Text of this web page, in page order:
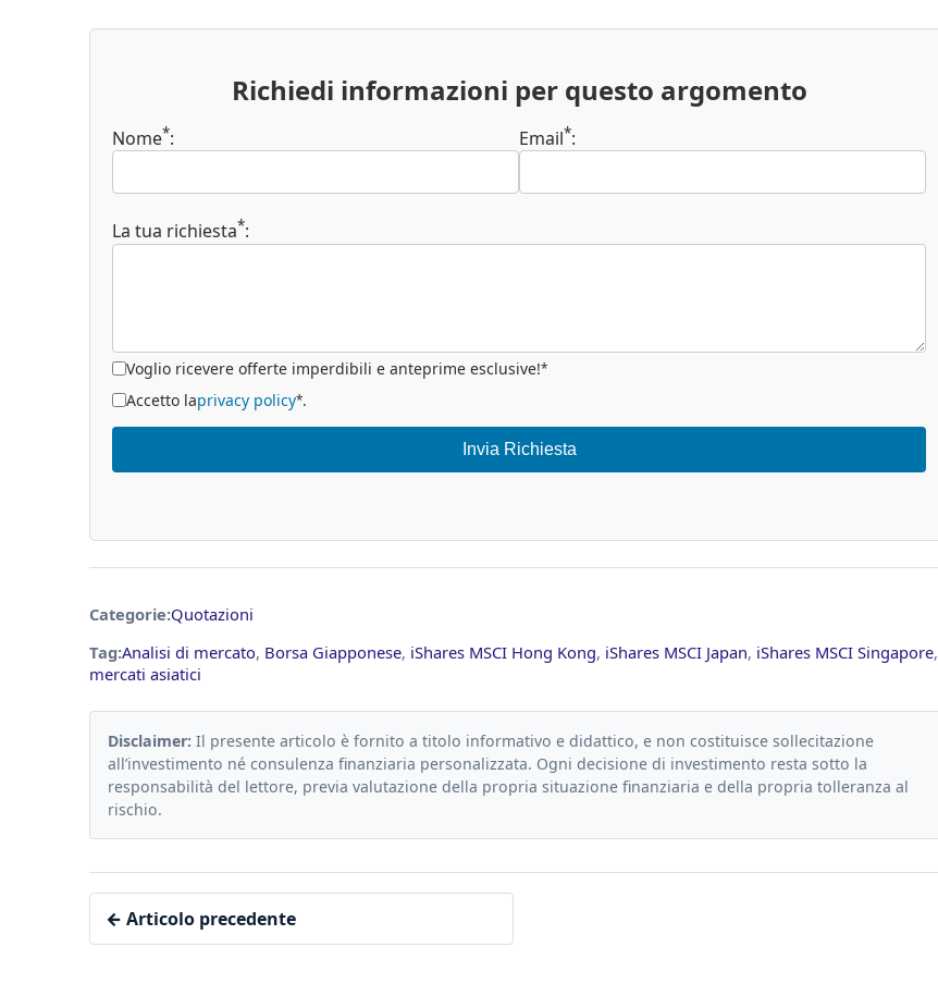
Richiedi informazioni per questo argomento
Nome*: Email*:
La tua richiesta*:
Voglio ricevere offerte imperdibili e anteprime esclusive!*
Accetto laprivacy policy*.
Invia Richiesta
Categorie:Quotazioni
Tag:Analisi di mercato, Borsa Giapponese, iShares MSCI Hong Kong, iShares MSCI Japan, iShares MSCI Singapore,
mercati asiatici
Disclaimer: Il presente articolo è fornito a titolo informativo e didattico, e non costituisce sollecitazione
all’investimento né consulenza finanziaria personalizzata. Ogni decisione di investimento resta sotto la
responsabilità del lettore, previa valutazione della propria situazione finanziaria e della propria tolleranza al
rischio.
← Articolo precedente